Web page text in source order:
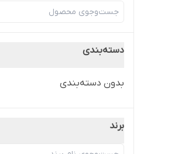
دسته‌بندی
بدون دسته‌بندی
برند